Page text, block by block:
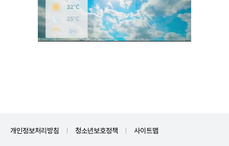
개인정보처리방침 청소년보호정책 사이트맵